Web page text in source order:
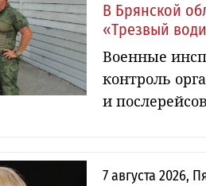
В Брянской
«Трезвый
Военные
контроль
и
7 августа 2026,